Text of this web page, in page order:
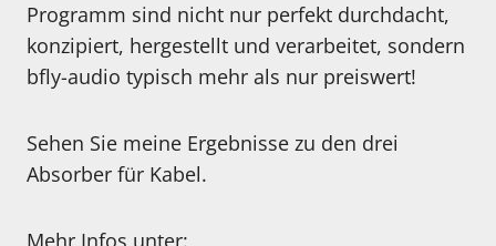
Programm sind nicht nur perfekt durchdacht,
konzipiert, hergestellt und verarbeitet, sondern
bfly-audio typisch mehr als nur preiswert!
Sehen Sie meine Ergebnisse zu den drei
Absorber für Kabel.
Mehr Infos unter: